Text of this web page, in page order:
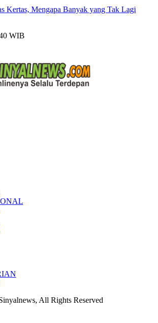
Kertas, Mengapa Banyak yang Tak Lagi
WIB
All Rights Reserved